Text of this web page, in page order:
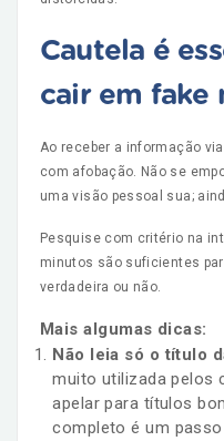
Cautela é
cair em fake
Ao receber a informação
com afobação. Não se
uma visão pessoal sua;
Pesquise com critério na
minutos são suficientes
verdadeira ou não.
Mais algumas dicas:
Não leia só o título
muito utilizada pelos
apelar para títulos
completo é um